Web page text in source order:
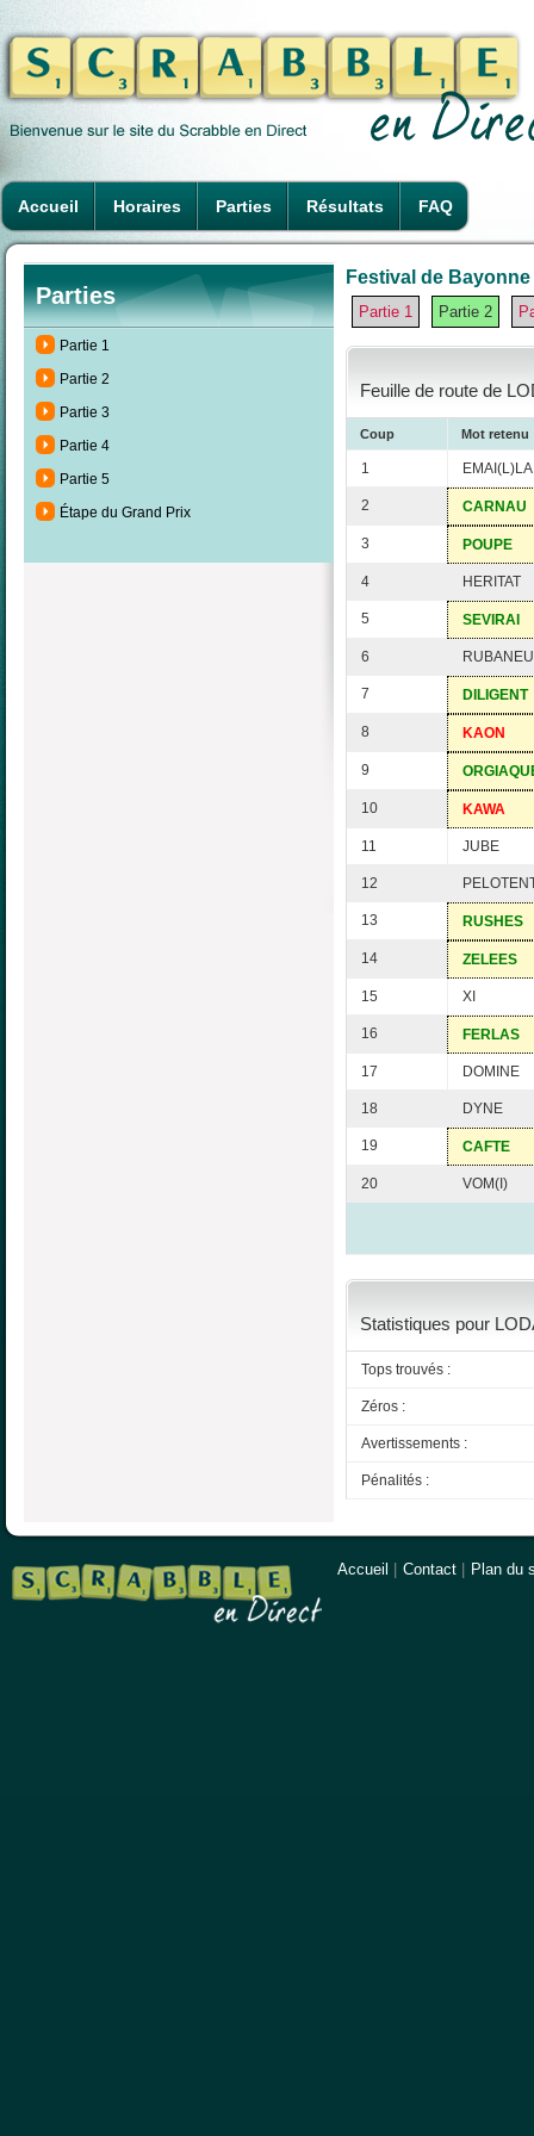
Accueil Horaires Parties Résultats FAQ
Parties
Partie 1
Partie 2
Partie 3
Partie 4
Partie 5
Étape du Grand Prix
Festival de
Partie 1 Partie 2
Feuille de route de
Coup Mot retenu
1 EMAI(L)LA
2 CARNAU
3 POUPE
4 HERITAT
5 SEVIRAI
6
7 DILIGENT
8 KAON
9
10 KAWA
11 JUBE
12
13 RUSHES
14 ZELEES
15 XI
16 FERLAS
17 DOMINE
18 DYNE
19 CAFTE
20 VOM(I)
Statistiques pour
Tops trouvés :
Zéros :
Avertissements :
Pénalités :
Accueil Contact Plan du